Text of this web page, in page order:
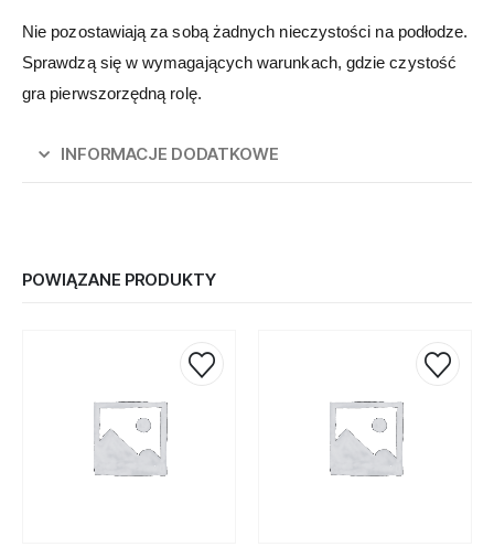
Nie pozostawiają za sobą żadnych nieczystości na podłodze.
Sprawdzą się w wymagających warunkach, gdzie czystość
gra pierwszorzędną rolę.
INFORMACJE DODATKOWE
POWIĄZANE PRODUKTY